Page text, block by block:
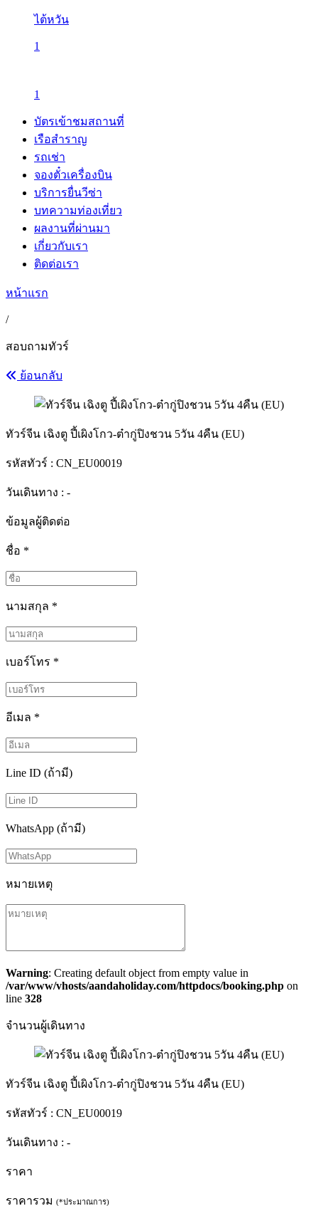
ไต้หวัน
1
1
บัตรเข้าชมสถานที่
เรือสำราญ
รถเช่า
จองตั๋วเครื่องบิน
บริการยื่นวีซ่า
บทความท่องเที่ยว
ผลงานที่ผ่านมา
เกี่ยวกับเรา
ติดต่อเรา
หน้าแรก
/
สอบถามทัวร์
ย้อนกลับ
ทัวร์จีน เฉิงตู ปี้เผิงโกว-ต๋ากู่ปิงชวน 5วัน 4คืน (EU)
รหัสทัวร์ : CN_EU00019
วันเดินทาง : -
ข้อมูลผู้ติดต่อ
ชื่อ *
นามสกุล *
เบอร์โทร *
อีเมล *
Line ID (ถ้ามี)
WhatsApp (ถ้ามี)
หมายเหตุ
Warning: Creating default object from empty value in
/var/www/vhosts/aandaholiday.com/httpdocs/booking.php on
line 328
จำนวนผู้เดินทาง
ทัวร์จีน เฉิงตู ปี้เผิงโกว-ต๋ากู่ปิงชวน 5วัน 4คืน (EU)
รหัสทัวร์ : CN_EU00019
วันเดินทาง : -
ราคา
ราคารวม (*ประมาณการ)